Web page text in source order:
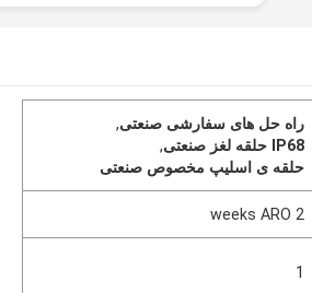
راه حل های سفارشی صنعتی,
IP68 حلقه لغز صنعتی
,
حلقه ی اسلیپ مخصوص صنعتی
2 weeks ARO
1